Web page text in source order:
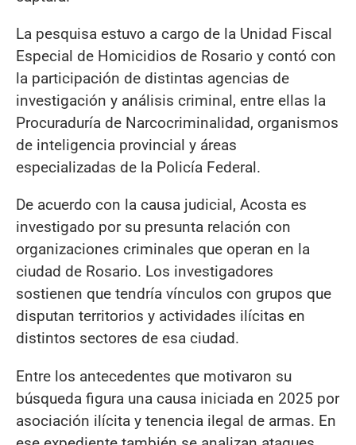
La pesquisa estuvo a cargo de la Unidad Fiscal
Especial de Homicidios de Rosario y contó con
la participación de distintas agencias de
investigación y análisis criminal, entre ellas la
Procuraduría de Narcocriminalidad, organismos
de inteligencia provincial y áreas
especializadas de la Policía Federal.
De acuerdo con la causa judicial, Acosta es
investigado por su presunta relación con
organizaciones criminales que operan en la
ciudad de Rosario. Los investigadores
sostienen que tendría vínculos con grupos que
disputan territorios y actividades ilícitas en
distintos sectores de esa ciudad.
Entre los antecedentes que motivaron su
búsqueda figura una causa iniciada en 2025 por
asociación ilícita y tenencia ilegal de armas. En